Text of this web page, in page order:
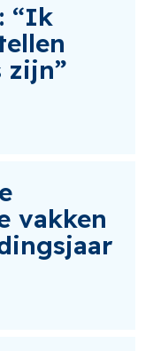
“Ik
zijn”
vakken